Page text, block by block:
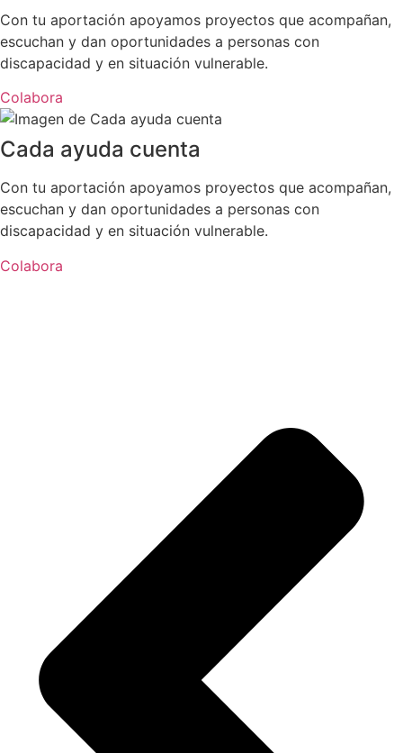
Con tu aportación apoyamos proyectos que acompañan,
escuchan y dan oportunidades a personas con
discapacidad y en situación vulnerable.
Colabora
Cada ayuda cuenta
Con tu aportación apoyamos proyectos que acompañan,
escuchan y dan oportunidades a personas con
discapacidad y en situación vulnerable.
Colabora